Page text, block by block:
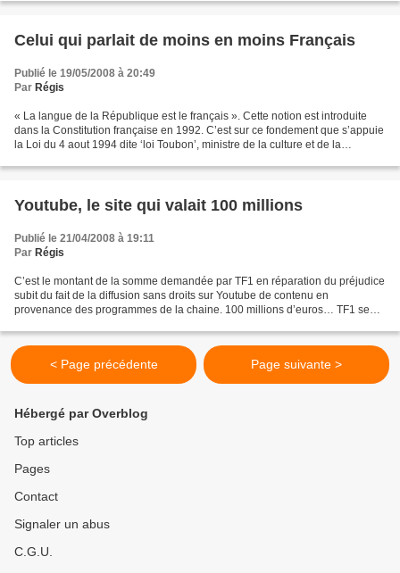
Celui qui parlait de moins en moins Français
Publié le 19/05/2008 à 20:49
Par Régis
« La langue de la République est le français ». Cette notion est introduite
dans la Constitution française en 1992. C’est sur ce fondement que s’appuie
la Loi du 4 aout 1994 dite ‘loi Toubon’, ministre de la culture et de la
Youtube, le site qui valait 100 millions
Publié le 21/04/2008 à 19:11
Par Régis
C’est le montant de la somme demandée par TF1 en réparation du préjudice
subit du fait de la diffusion sans droits sur Youtube de contenu en
provenance des programmes de la chaine. 100 millions d’euros… TF1 se
< Page précédente Page suivante >
Hébergé par Overblog
Top articles
Pages
Contact
Signaler un abus
C.G.U.